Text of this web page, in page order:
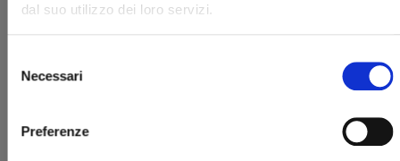
dal suo utilizzo dei loro servizi.
delNecessari
Preferenze
ANNIVERSARY EDITION n. 2